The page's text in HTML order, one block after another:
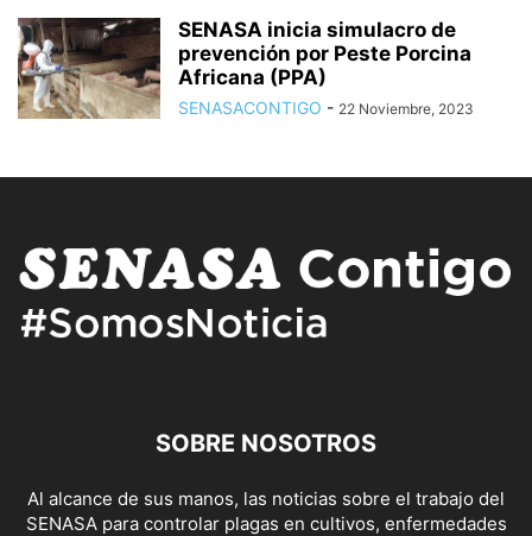
SENASA inicia simulacro de
prevención por Peste Porcina
Africana (PPA)
SENASACONTIGO - 22 Noviembre, 2023
SOBRE NOSOTROS
Al alcance de sus manos, las noticias sobre el trabajo del
SENASA para controlar plagas en cultivos, enfermedades